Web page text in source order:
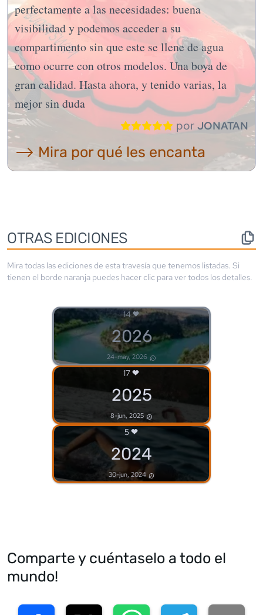
perfectamente a las necesidades: buena
visibilidad y podemos acceder a su
compartimento sin que este se llene de agua
como ocurre con otros modelos. Una boya de
gran calidad. Hasta ahora, y tenido varias, la
mejor sin duda
por JONATAN
⟶ Mira por qué les encanta
OTRAS EDICIONES
Mira todas las ediciones de esta travesía que tenemos listadas. Si
tienen el borde naranja puedes hacer clic para ver todos los detalles.
14
2026
24-may, 2026
17
2025
8-jun, 2025
5
2024
30-jun, 2024
Comparte y cuéntaselo a todo el
mundo!